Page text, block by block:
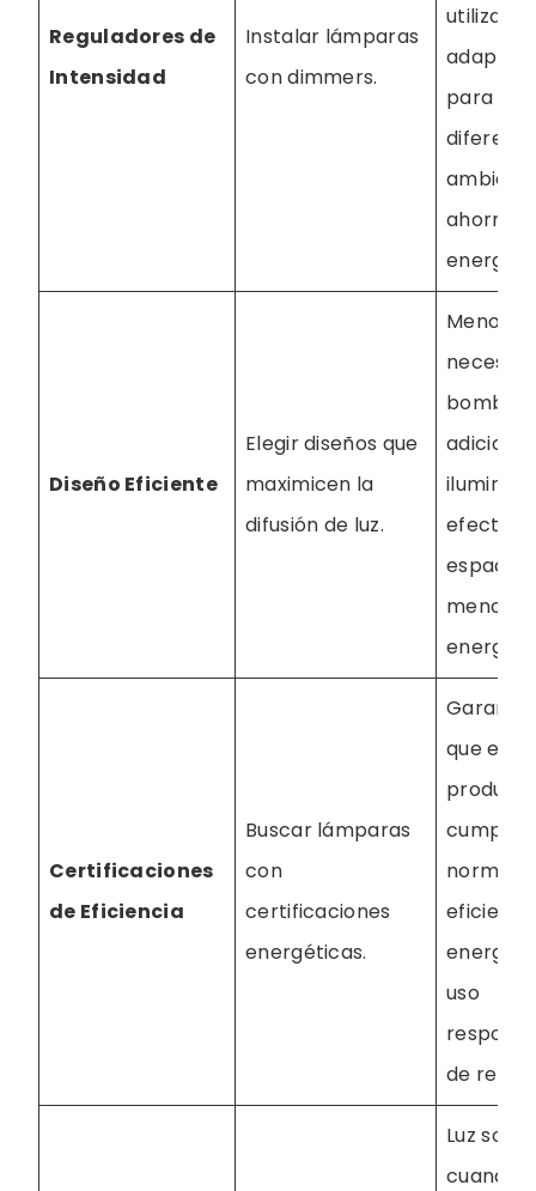
Reguladores de
Intensidad
Instalar lámparas
con dimmers.
utilizada,
para
ahorro
energía.
Diseño Eficiente
Elegir diseños que
maximicen la
difusión de luz.
Menor
efectiva
espacio
menos
energía.
Certificaciones
de Eficiencia
Buscar lámparas
con
certificaciones
energéticas.
que el
cumple
normas
uso
de
Luz solo
cuando